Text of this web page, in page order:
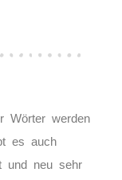
Wörter werden
es auch
und neu sehr